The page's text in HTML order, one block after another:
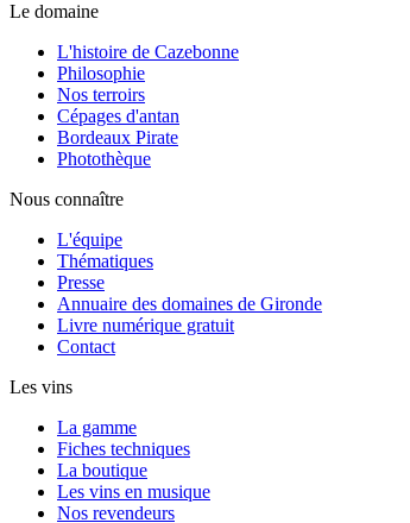
Le domaine
L'histoire de Cazebonne
Philosophie
Nos terroirs
Cépages d'antan
Bordeaux Pirate
Photothèque
Nous connaître
L'équipe
Thématiques
Presse
Annuaire des domaines de Gironde
Livre numérique gratuit
Contact
Les vins
La gamme
Fiches techniques
La boutique
Les vins en musique
Nos revendeurs